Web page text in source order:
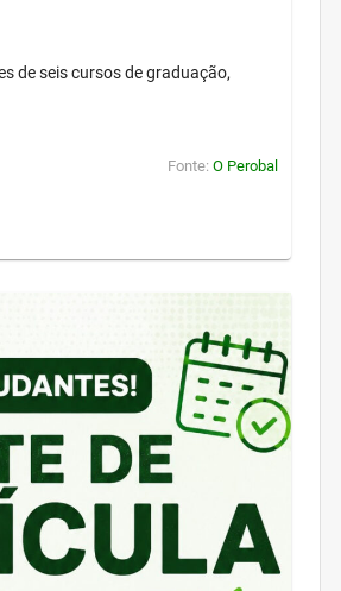
de seis cursos de graduação,
Fonte: O Perobal